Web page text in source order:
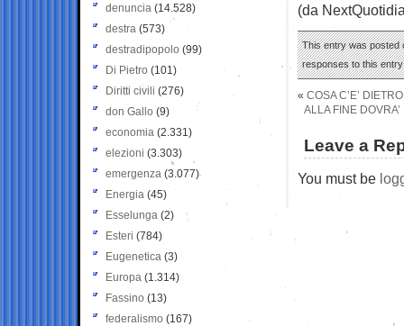
(da
This entry was posted
responses to this
« COSA C’E’
ALLA FINE
Leave a
You must be
denuncia (14.528)
destra (573)
destradipopolo (99)
Di Pietro (101)
Diritti civili (276)
don Gallo (9)
economia (2.331)
elezioni (3.303)
emergenza (3.077)
Energia (45)
Esselunga (2)
Esteri (784)
Eugenetica (3)
Europa (1.314)
Fassino (13)
federalismo (167)